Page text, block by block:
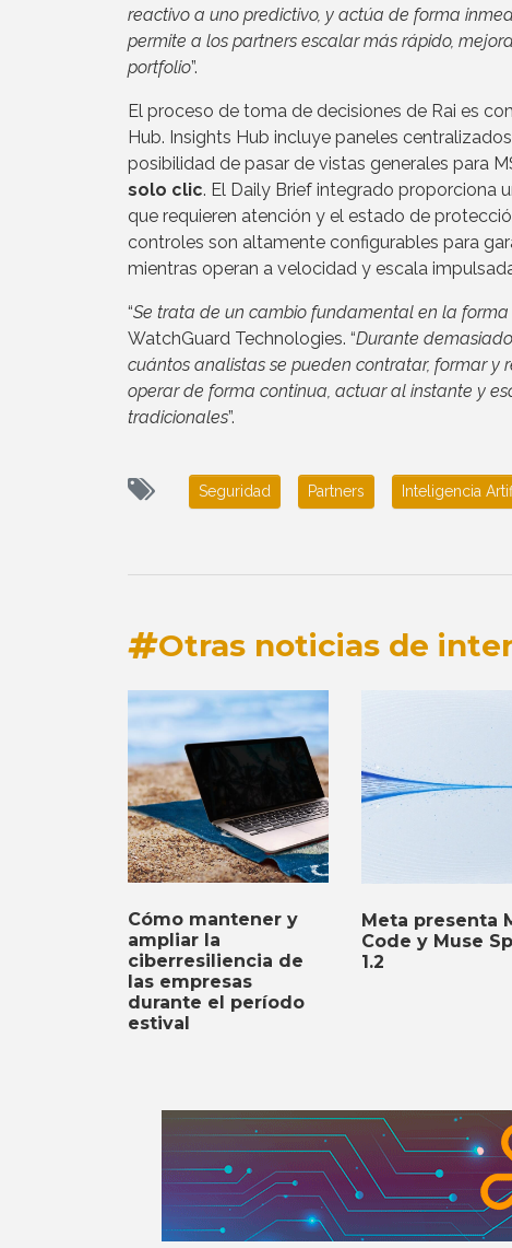
reactivo a uno predictivo, y actúa de forma
permite a los partners escalar más rápido,
portfolio”.
El proceso de toma de decisiones de Rai es
Hub. Insights Hub incluye paneles
posibilidad de pasar de vistas generales para
solo clic. El Daily Brief integrado proporciona
que requieren atención y el estado de
controles son altamente configurables para
mientras operan a velocidad y escala
“Se trata de un cambio fundamental en la
WatchGuard Technologies. “Durante
cuántos analistas se pueden contratar, formar y
operar de forma continua, actuar al instante y
tradicionales”.
Seguridad Partners Inteligencia
Otras noticias de
Cómo mantener y
ampliar la
ciberresiliencia de
las empresas
durante el período
estival
Meta presenta
Code y Muse
1.2